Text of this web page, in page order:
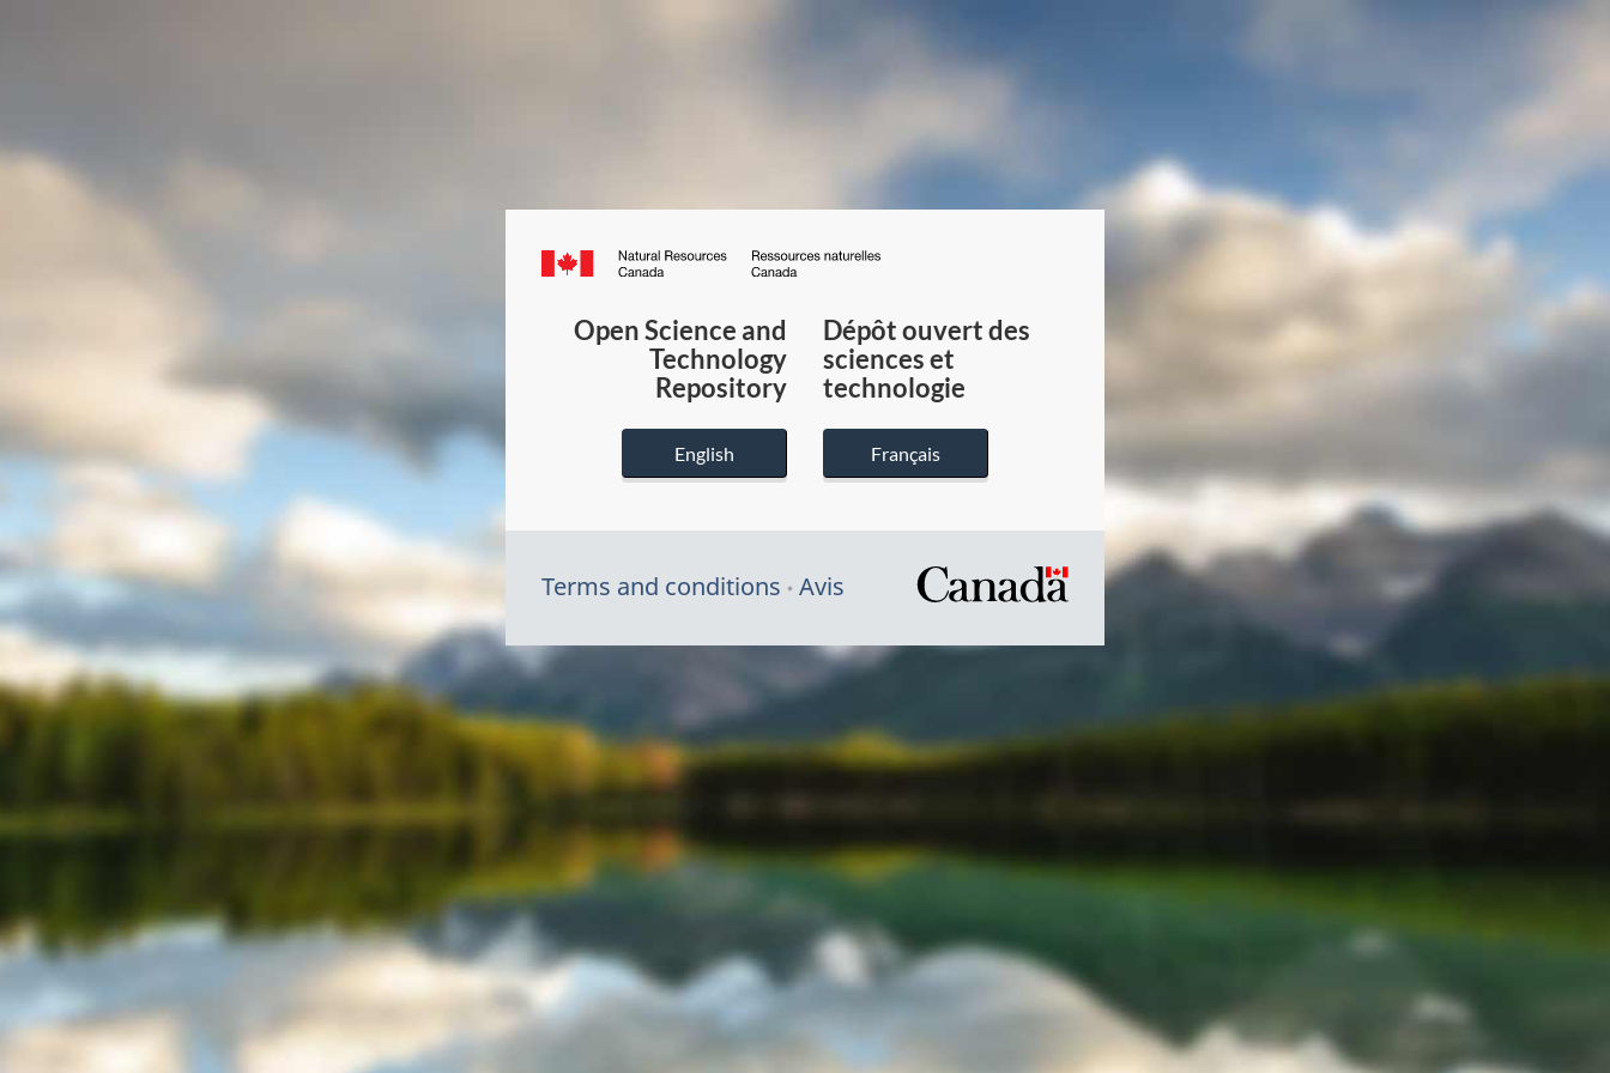
Canada.ca
du
Canada
Open Science and
Technology
Repository
English
Dépôt ouvert des
sciences et
technologie
Français
Terms and conditions Avis
/
gouvernement
du